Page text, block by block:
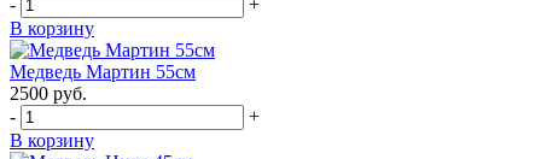
-
+
В корзину
Медведь Мартин 55см
2500 руб.
-
+
В корзину